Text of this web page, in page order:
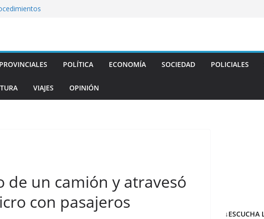
PROVINCIALES POLÍTICA ECONOMÍA SOCIEDAD POLICIALES
VIAJES OPINIÓN
de un camión y atravesó
con pasajeros
↓ESCUCHA